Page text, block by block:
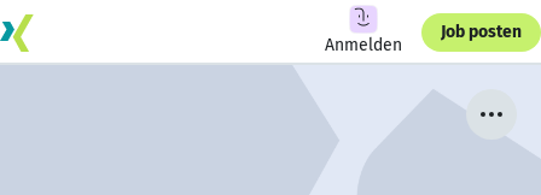
Anmelden
Job posten